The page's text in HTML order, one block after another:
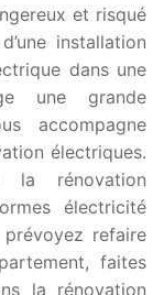
et risqué
installation
dans une
une grande
accompagne
électriques.
la rénovation
électricité
refaire
faites
la rénovation